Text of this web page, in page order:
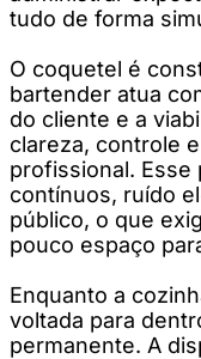
tudo de forma
O coquetel é
bartender atua
do cliente e a
clareza, controle
profissional.
contínuos, ruído
público, o que
pouco espaço
Enquanto a
voltada para
permanente. A